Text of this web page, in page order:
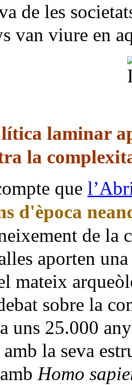
de les
van viure en
laminar
la
que
d'època
de la
aporten
mateix
sobre la
uns 25.000
la seva
Homo